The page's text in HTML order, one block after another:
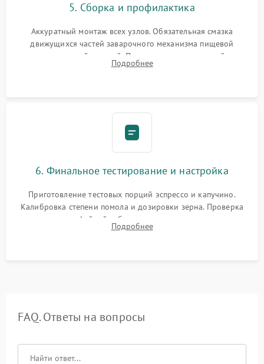
5. Сборка и профилактика
Аккуратный монтаж всех узлов. Обязательная смазка
движущихся частей заварочного механизма пищевой
силиконовой смазкой. Проведение программной
декальцинации и очистки системы от кофейных масел.
Подробнее
6. Финальное тестирование и настройка
Приготовление тестовых порций эспрессо и капучино.
Калибровка степени помола и дозировки зерна. Проверка
плотности кофейной таблетки, температуры напитка и
качества молочной пены. Контроль отсутствия посторонних
Подробнее
FAQ. Ответы на вопросы